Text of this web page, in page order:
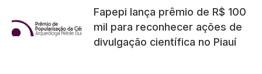
Fapepi lança prêmio de R$ 100
mil para reconhecer ações de
divulgação científica no Piauí